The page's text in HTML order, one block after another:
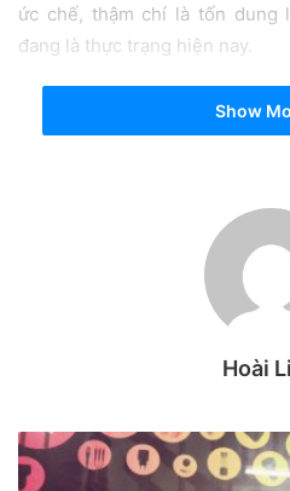
ức chế, thậm chí là tốn dung
đang là thực trạng hiện nay.
Với những người dùng điện
duy nhất là đăng ký dịch vụ
iPhone có trang bị tính năng
gửi đến máy. Nó được tích hợp
kích hoạt một cách dễ dàng.
định, nằm ở gần đáy trang cài
Show
Hoài